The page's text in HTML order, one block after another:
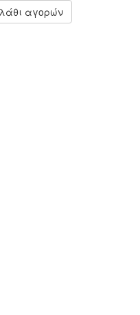
αγορών